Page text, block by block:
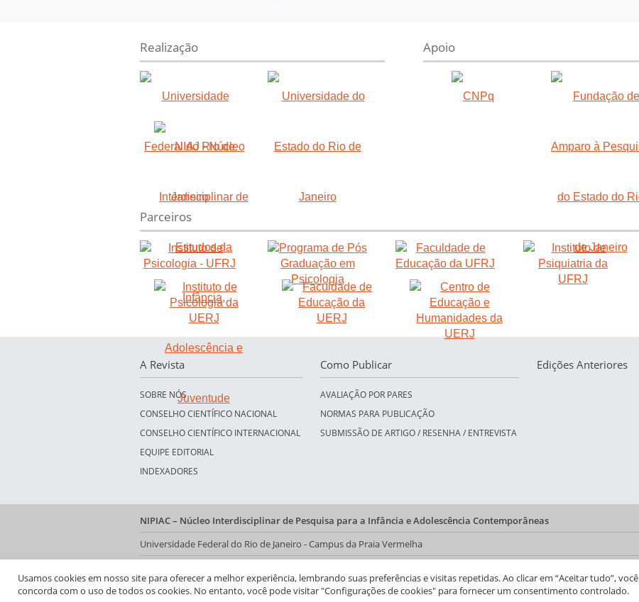
Realização Apoio
Parceiros
A Revista
SOBRE NÓS
CONSELHO CIENTÍFICO NACIONAL
CONSELHO CIENTÍFICO INTERNACIONAL
EQUIPE EDITORIAL
INDEXADORES
Como Publicar
AVALIAÇÃO POR PARES
NORMAS PARA PUBLICAÇÃO
SUBMISSÃO DE ARTIGO / RESENHA / ENTREVISTA
Edições Anteriores
NIPIAC – Núcleo Interdisciplinar de Pesquisa para a Infância e Adolescência Contemporâneas
Universidade Federal do Rio de Janeiro - Campus da Praia Vermelha
Rio de Janeiro - RJ, Brasil | CEP 22.290-902
Usamos cookies em nosso site para oferecer a melhor experiência, lembrando suas preferências e visitas repetidas. Ao clicar em “Aceitar tudo”, você
concorda com o uso de todos os cookies. No entanto, você pode visitar "Configurações de cookies" para fornecer um consentimento controlado.